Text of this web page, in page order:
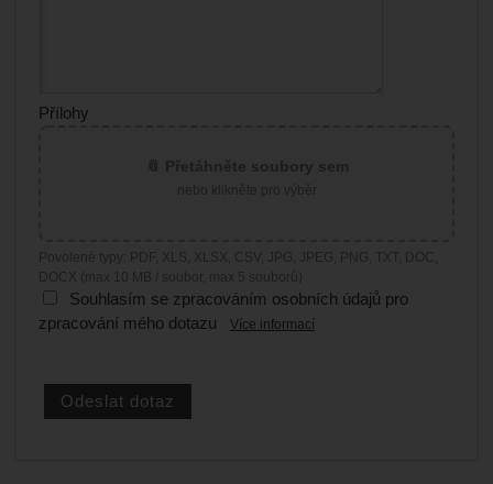
Přílohy
Povolené typy: PDF, XLS, XLSX, CSV, JPG, JPEG, PNG, TXT, DOC,
DOCX (max 10 MB / soubor, max 5 souborů)
Souhlasím se zpracováním osobních údajů pro
zpracování mého dotazu
Více informací